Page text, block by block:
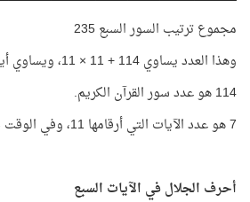
مجموع ترتيب السور السبع 235
وهذا العدد يساوي 114 + 11 × 11، ويساوي أيضًا 114 + 114 + 7
114 هو عدد سور القرآن الكريم.
7 هو عدد الآيات التي أرقامها 11، وفي الوقت ذاته عدد كلماتها 11 كلمة!
أحرف الجلال في الآيات السبع